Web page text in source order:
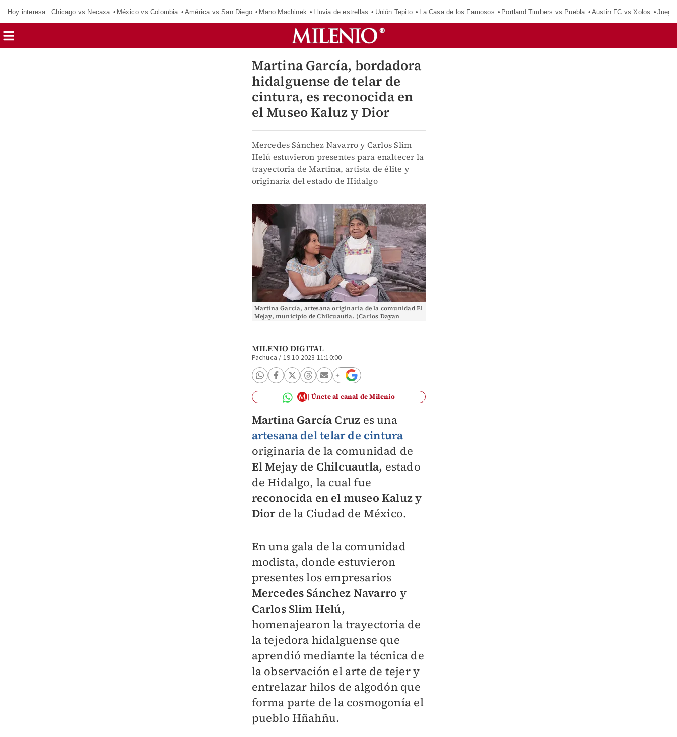
Hoy interesa: Chicago vs Necaxa México vs Colombia América vs San Diego Mano Machinek Lluvia de estrellas Unión Tepito La Casa de los Famosos Portland Timbers vs Puebla Austin FC vs Xolos
Martina García, bordadora
hidalguense de telar de
cintura, es reconocida en
el Museo Kaluz y Dior
Mercedes Sánchez Navarro y Carlos Slim
Helú estuvieron presentes para enaltecer la
trayectoria de Martina, artista de élite y
originaria del estado de Hidalgo
Martina García, artesana originaria de la comunidad El
Mejay, municipio de Chilcuautla. (Carlos Dayan
MILENIO DIGITAL
Pachuca / 19.10.2023 11:10:00
Únete al canal de Milenio
Martina García Cruz es una
artesana deltelar de cintura
originaria de la comunidad de
El Mejay de Chilcuautla, estado
de Hidalgo, la cual fue
reconocida en el museo Kaluz y
Diorde la Ciudad de México.
En una gala de la comunidad
modista, donde estuvieron
presentes los empresarios
Mercedes Sánchez Navarro y
Carlos Slim Helú,
homenajearon la trayectoria de
la tejedora hidalguense que
aprendió mediante la técnica de
la observación el arte de tejer y
entrelazar hilos de algodón que
forma parte de la cosmogonía el
pueblo Hñahñu.